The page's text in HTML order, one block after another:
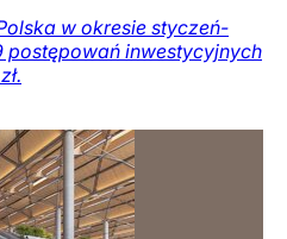
w okresie styczeń-
postępowań inwestycyjnych